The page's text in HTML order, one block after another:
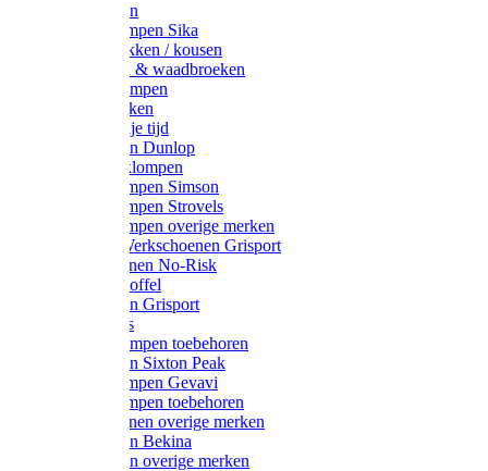
Werksokken
Schoenklompen Sika
Thermo sokken / kousen
Lieslaarzen & waadbroeken
Houten klompen
Wandelsokken
Laarzen vrije tijd
Werklaarzen Dunlop
Kunststof klompen
Schoenklompen Simson
Schoenklompen Strovels
Schoenklompen overige merken
Wandel-/ Werkschoenen Grisport
Werkschoenen No-Risk
Klomppantoffel
Werklaarzen Grisport
Accessoires
Houten klompen toebehoren
Werklaarzen Sixton Peak
Schoenklompen Gevavi
Schoenklompen toebehoren
Werkschoenen overige merken
Werklaarzen Bekina
Werklaarzen overige merken